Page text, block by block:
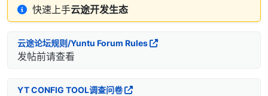
快速上手云途开发生态
云途论坛规则/Yuntu Forum Rules
发帖前请查看
YT CONFIG TOOL调查问卷